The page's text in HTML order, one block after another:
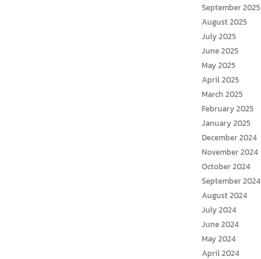
September 2025
August 2025
July 2025
June 2025
May 2025
April 2025
March 2025
February 2025
January 2025
December 2024
November 2024
October 2024
September 2024
August 2024
July 2024
June 2024
May 2024
April 2024